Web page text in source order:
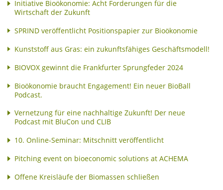
Initiative Bioökonomie: Acht Forderungen für die
Wirtschaft der Zukunft
SPRIND veröffentlicht Positionspapier zur Bioökonomie
Kunststoff aus Gras: ein zukunftsfähiges Geschäftsmodell!
BIOVOX gewinnt die Frankfurter Sprungfeder 2024
Bioökonomie braucht Engagement! Ein neuer BioBall
Podcast.
Vernetzung für eine nachhaltige Zukunft! Der neue
Podcast mit BluCon und CLIB
10. Online-Seminar: Mitschnitt veröffentlicht
Pitching event on bioeconomic solutions at ACHEMA
Offene Kreisläufe der Biomassen schließen